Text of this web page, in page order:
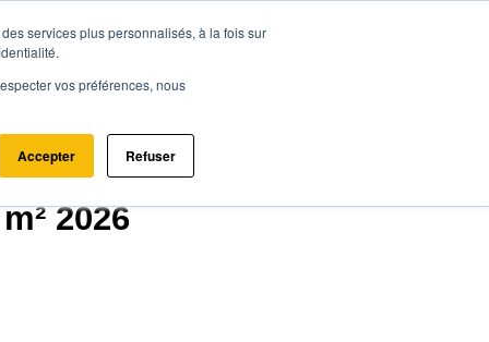
services plus personnalisés, à la fois sur
vos préférences, nous
Accepter Refuser
2026